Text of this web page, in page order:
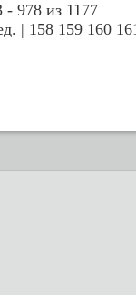
- 978 из 1177
| 158 159 160